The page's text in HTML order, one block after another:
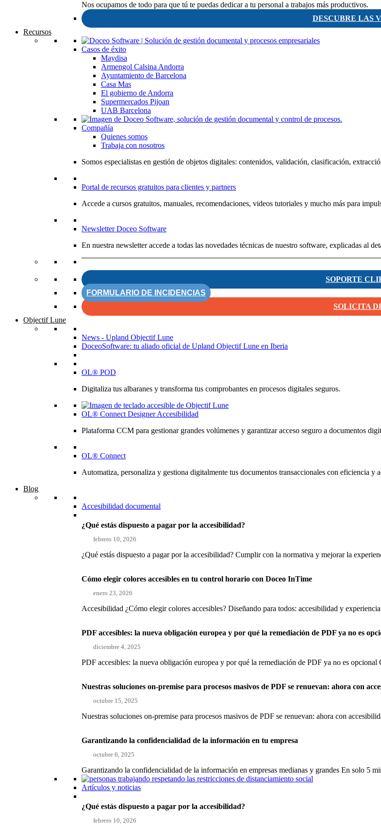
Nos ocupamos de todo para que tú te puedas dedicar a tu personal a trabajos más productivos.
DESCUBRE LAS
Recursos
Casos de éxito
Maydisa
Armengol Calsina Andorra
Ayuntamiento de Barcelona
Casa Mas
El gobierno de Andorra
Supermercados Pijoan
UAB Barcelona
Compañía
Quienes somos
Trabaja con nosotros
Somos especialistas en gestión de objetos digitales: contenidos, validación, clasificación,
Portal de recursos gratuitos para clientes y partners
Accede a cursos gratuitos, manuales, recomendaciones, videos tutoriales y mucho más para
Newsletter Doceo Software
En nuestra newsletter accede a todas las novedades técnicas de nuestro software, explicadas al
SOPORTE
FORMULARIO DE INCIDENCIAS
SOLICITA
Objectif Lune
News - Upland Objectif Lune
DoceoSoftware: tu aliado oficial de Upland Objectif Lune en Iberia
OL® POD
Digitaliza tus albaranes y transforma tus comprobantes en procesos digitales seguros.
OL® Connect Designer Accesibilidad
Plataforma CCM para gestionar grandes volúmenes y garantizar acceso seguro a documentos
OL® Connect
Automatiza, personaliza y gestiona digitalmente tus documentos transaccionales con eficiencia y
Blog
Accesibilidad documental
¿Qué estás dispuesto a pagar por la accesibilidad?
febrero 10, 2026
¿Qué estás dispuesto a pagar por la accesibilidad? Cumplir con la normativa y mejorar la
Cómo elegir colores accesibles en tu control horario con Doceo InTime
enero 23, 2026
Accesibilidad ¿Cómo elegir colores accesibles? Diseñando para todos: accesibilidad y
PDF accesibles: la nueva obligación europea y por qué la remediación de PDF ya no es
diciembre 4, 2025
PDF accesibles: la nueva obligación europea y por qué la remediación de PDF ya no es opcional
Nuestras soluciones on-premise para procesos masivos de PDF se renuevan: ahora con
octubre 15, 2025
Nuestras soluciones on-premise para procesos masivos de PDF se renuevan: ahora con
Garantizando la confidencialidad de la información en tu empresa
octubre 6, 2025
Garantizando la confidencialidad de la información en empresas medianas y grandes En solo 5
Artículos y noticias
¿Qué estás dispuesto a pagar por la accesibilidad?
febrero 10, 2026